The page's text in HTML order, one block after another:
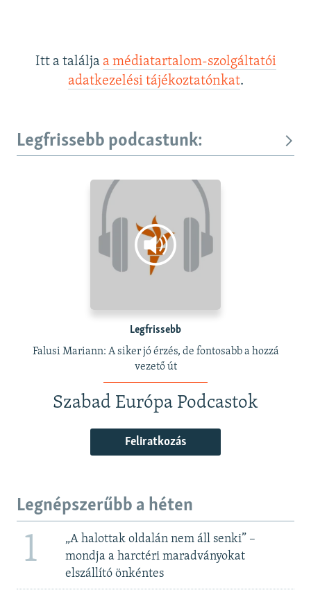
Itt a találja a médiatartalom-szolgáltatói
adatkezelési tájékoztatónkat.
Legfrissebb podcastunk:
Legfrissebb
Falusi Mariann: A siker jó érzés, de fontosabb a hozzá
vezető út
Szabad Európa Podcastok
Feliratkozás
Legnépszerűbb a héten
1
„A halottak oldalán nem áll senki” –
mondja a harctéri maradványokat
elszállító önkéntes